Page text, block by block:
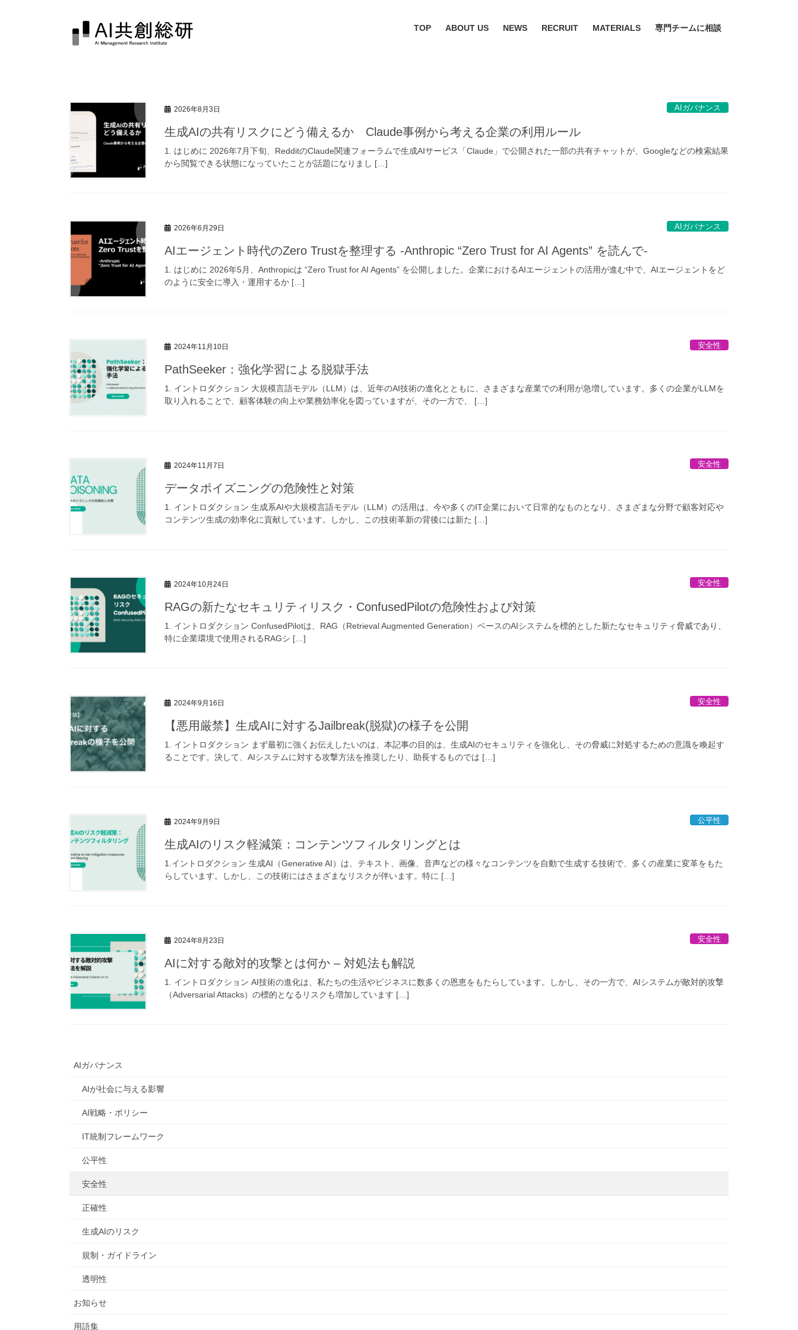
TOP ABOUT US NEWS RECRUIT MATERIALS 専門チームに相談
2026年8月3日 AIガバナンス
生成AIの共有リスクにどう備えるか Claude事例から考える企業の利用ルール
1. はじめに 2026年7月下旬、RedditのClaude関連フォーラムで生成AIサービス「Claude」で公開された一部の共有チャットが、Googleなどの検索結果
から閲覧できる状態になっていたことが話題になりまし […]
2026年6月29日 AIガバナンス
AIエージェント時代のZero Trustを整理する -Anthropic “Zero Trust for AI Agents” を読んで-
1. はじめに 2026年5月、Anthropicは “Zero Trust for AI Agents” を公開しました。企業におけるAIエージェントの活用が進む中で、AIエージェントをど
のように安全に導入・運用するか […]
2024年11月10日 安全性
PathSeeker：強化学習による脱獄手法
1. イントロダクション 大規模言語モデル（LLM）は、近年のAI技術の進化とともに、さまざまな産業での利用が急増しています。多くの企業がLLMを
取り入れることで、顧客体験の向上や業務効率化を図っていますが、その一方で、 […]
2024年11月7日 安全性
データポイズニングの危険性と対策
1. イントロダクション 生成系AIや大規模言語モデル（LLM）の活用は、今や多くのIT企業において日常的なものとなり、さまざまな分野で顧客対応や
コンテンツ生成の効率化に貢献しています。しかし、この技術革新の背後には新た […]
2024年10月24日 安全性
RAGの新たなセキュリティリスク・ConfusedPilotの危険性および対策
1. イントロダクション ConfusedPilotは、RAG（Retrieval Augmented Generation）ベースのAIシステムを標的とした新たなセキュリティ脅威であり、
特に企業環境で使用されるRAGシ […]
2024年9月16日 安全性
【悪用厳禁】生成AIに対するJailbreak(脱獄)の様子を公開
1. イントロダクション まず最初に強くお伝えしたいのは、本記事の目的は、生成AIのセキュリティを強化し、その脅威に対処するための意識を喚起す
ることです。決して、AIシステムに対する攻撃方法を推奨したり、助長するものでは […]
2024年9月9日 公平性
生成AIのリスク軽減策：コンテンツフィルタリングとは
1.イントロダクション 生成AI（Generative AI）は、テキスト、画像、音声などの様々なコンテンツを自動で生成する技術で、多くの産業に変革をもた
らしています。しかし、この技術にはさまざまなリスクが伴います。特に […]
2024年8月23日 安全性
AIに対する敵対的攻撃とは何か – 対処法も解説
1. イントロダクション AI技術の進化は、私たちの生活やビジネスに数多くの恩恵をもたらしています。しかし、その一方で、AIシステムが敵対的攻撃
（Adversarial Attacks）の標的となるリスクも増加しています […]
AIガバナンス
AIが社会に与える影響
AI戦略・ポリシー
IT統制フレームワーク
公平性
安全性
正確性
生成AIのリスク
規制・ガイドライン
透明性
お知らせ
用語集